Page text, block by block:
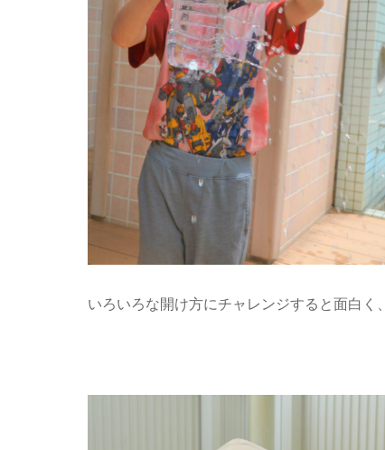
いろいろな開け方にチャレンジすると面白く、